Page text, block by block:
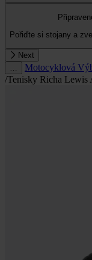
Pořiďte si stojany a
Next
Motocyklová
/Tenisky Richa Lewis